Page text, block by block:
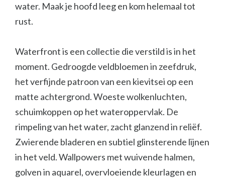
water. Maak je hoofd leeg en kom helemaal tot
rust.
Waterfront is een collectie die verstild is in het
moment. Gedroogde veldbloemen in zeefdruk,
het verfijnde patroon van een kievitsei op een
matte achtergrond. Woeste wolkenluchten,
schuimkoppen op het wateroppervlak. De
rimpeling van het water, zacht glanzend in reliëf.
Zwierende bladeren en subtiel glinsterende lijnen
in het veld. Wallpowers met wuivende halmen,
golven in aquarel, overvloeiende kleurlagen en